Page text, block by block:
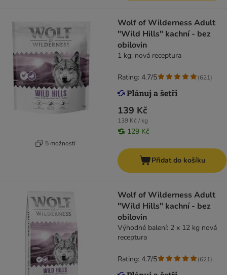
5 možností
Wolf of Wilderness Adult
"Wild Hills" kachní - bez
obilovin
1 kg: nová receptura
139 Kč
139 Kč / kg
129 Kč
Rating: 4.7/5 (621)
Přidat do košíku
Wolf of Wilderness Adult
"Wild Hills" kachní - bez
obilovin
Výhodné balení: 2 x 12 kg nová
receptura
Rating: 4.7/5 (621)